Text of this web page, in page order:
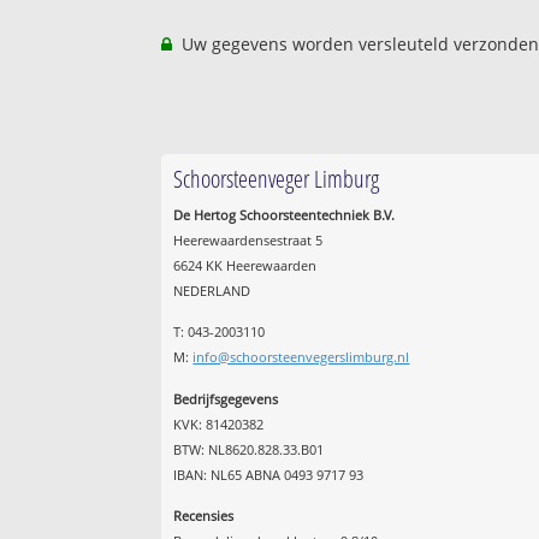
Uw gegevens worden versleuteld
Schoorsteenveger Limburg
De Hertog Schoorsteentechniek B.V.
Heerewaardensestraat 5
6624 KK Heerewaarden
NEDERLAND
T: 043-2003110
M: info@schoorsteenvegerslimburg.nl
Bedrijfsgegevens
KVK: 81420382
BTW: NL8620.828.33.B01
IBAN: NL65 ABNA 0493 9717 93
Recensies